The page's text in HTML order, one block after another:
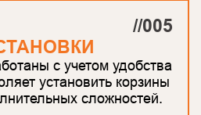
//005
с учетом удобства
установить корзины
сложностей.